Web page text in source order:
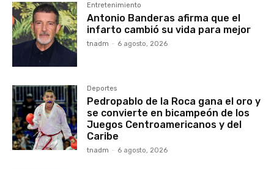
Entretenimiento
Antonio Banderas afirma que el
infarto cambió su vida para mejor
tnadm - 6 agosto, 2026
Deportes
Pedropablo de la Roca gana el oro y
se convierte en bicampeón de los
Juegos Centroamericanos y del
Caribe
tnadm - 6 agosto, 2026